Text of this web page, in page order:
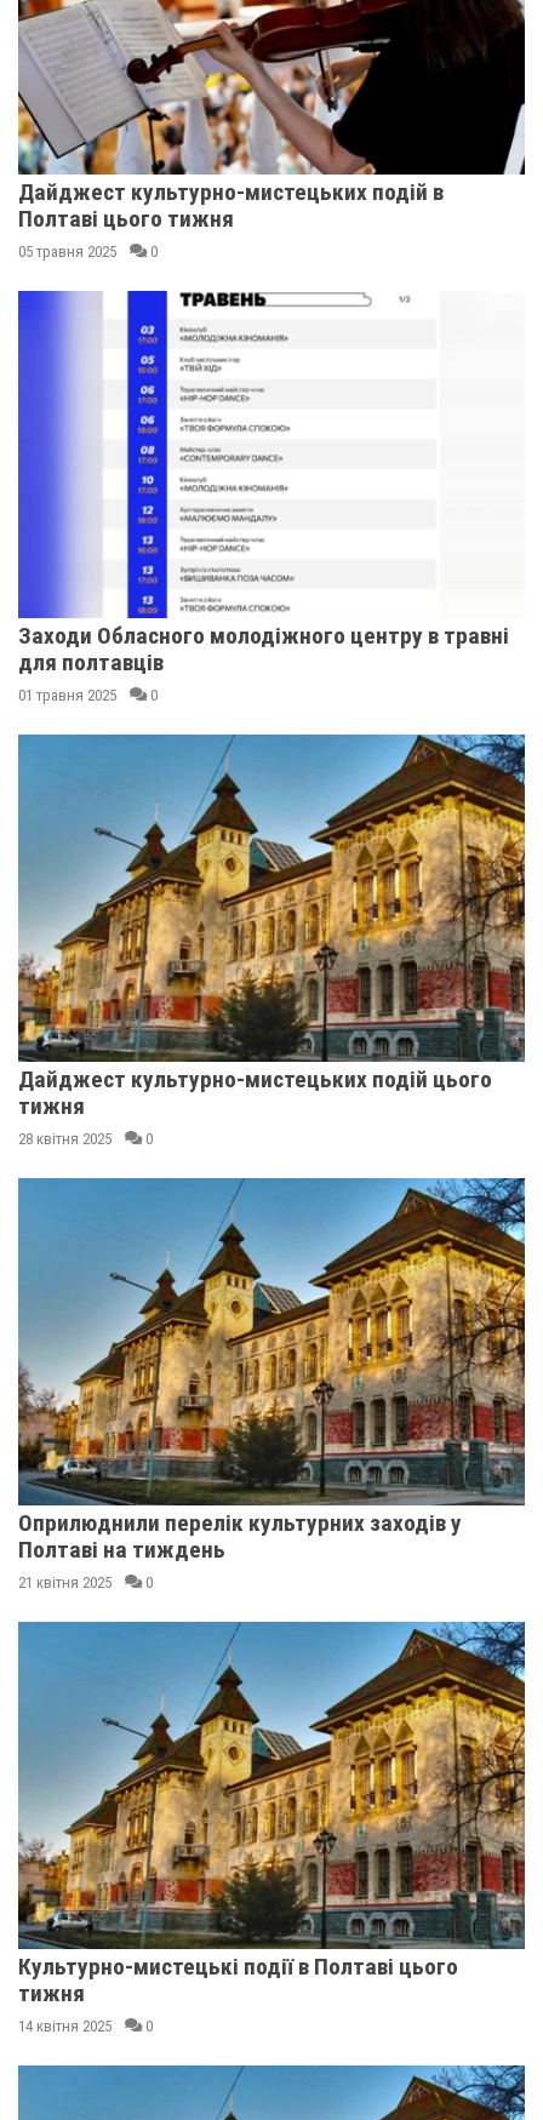
Дайджест культурно-мистецьких подій в
Полтаві цього тижня
05 травня 2025 0
Заходи Обласного молодіжного центру в травні
для полтавців
01 травня 2025 0
Дайджест культурно-мистецьких подій цього
тижня
28 квітня 2025 0
Оприлюднили перелік культурних заходів у
Полтаві на тиждень
21 квітня 2025 0
Культурно-мистецькі події в Полтаві цього
тижня
14 квітня 2025 0